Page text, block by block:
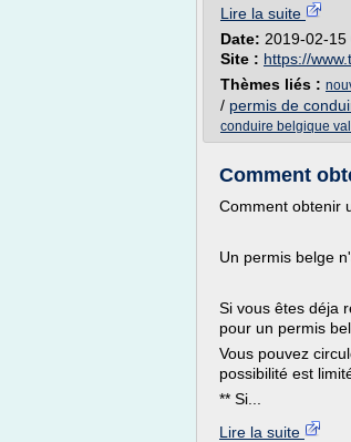
Lire la suite
Date: 2019-02-15
Site : https://
Thèmes liés :
/ permis de
conduire belgique
Comment
Comment obtenir
Un permis belge
Si vous êtes déja
pour un permis
Vous pouvez
possibilité est
** Si...
Lire la suite